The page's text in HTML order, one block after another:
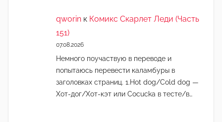
qworin к Комикс Скарлет Леди (Часть
151)
07.08.2026
Немного поучаствую в переводе и
попытаюсь перевести каламбуры в
заголовках страниц. 1.Hot dog/Cold dog —
Хот-дог/Хот-кэт или Cocucka в тесте/в…